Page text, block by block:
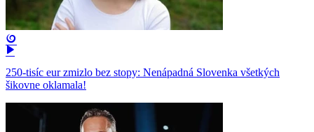
250-tisíc eur zmizlo bez stopy: Nenápadná Slovenka všetkých
šikovne oklamala!